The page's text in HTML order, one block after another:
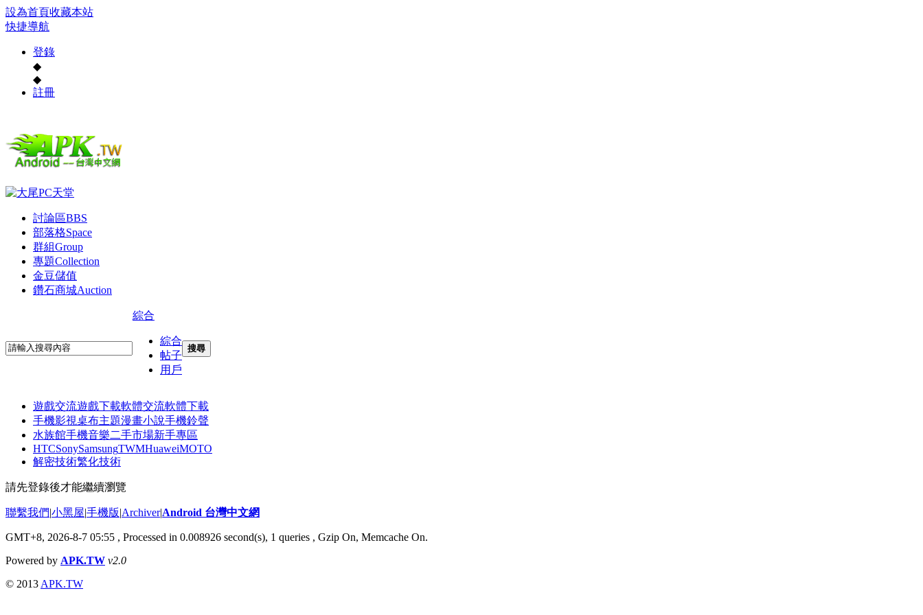
設為首頁收藏本站
快捷導航
登錄
◆
◆
註冊
討論區BBS
部落格Space
群組Group
專題Collection
金豆儲值
鑽石商城Auction
綜合
綜合
帖子
用戶
搜尋
遊戲交流遊戲下載軟體交流軟體下載
手機影視桌布主題漫畫小說手機鈴聲
水族館手機音樂二手市場新手專區
HTCSonySamsungTWMHuaweiMOTO
解密技術繁化技術
請先登錄後才能繼續瀏覽
聯繫我們|小黑屋|手機版|Archiver|Android 台灣中文網
GMT+8, 2026-8-7 05:55 , Processed in 0.008926 second(s), 1 queries , Gzip On, Memcache On.
Powered by APK.TW v2.0
© 2013 APK.TW